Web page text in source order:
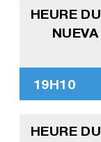
HEURE
19H10
HEURE